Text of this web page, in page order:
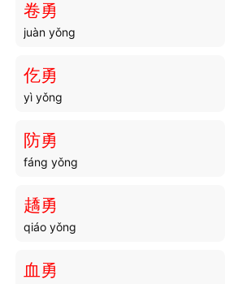
斗袚
斗旗
斗桶
斗朋
卷勇
juàn yǒng
仡勇
yì yǒng
防勇
fáng yǒng
趫勇
qiáo yǒng
血勇